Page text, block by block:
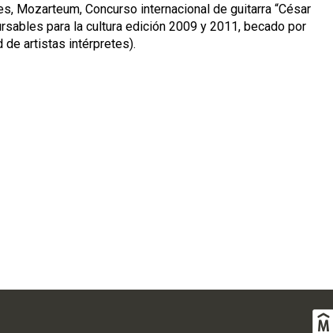
Mozarteum, Concurso internacional de guitarra “César
para la cultura edición 2009 y 2011, becado por
de artistas intérpretes).